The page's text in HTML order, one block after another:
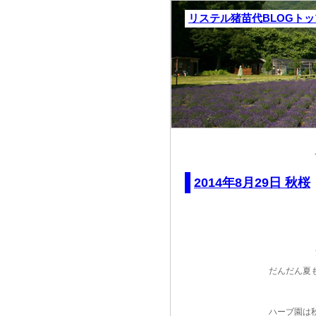
リステル猪苗代BLOGト
2014年8月29日 秋桜
だんだん夏
ハーブ園は